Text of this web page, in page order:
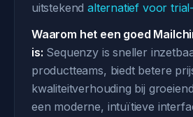
uitstekendalternatief voor
Waarom het een goed
is: Sequenzy is sneller
productteams, biedt betere
kwaliteitverhouding bij
een moderne, intuïtieve